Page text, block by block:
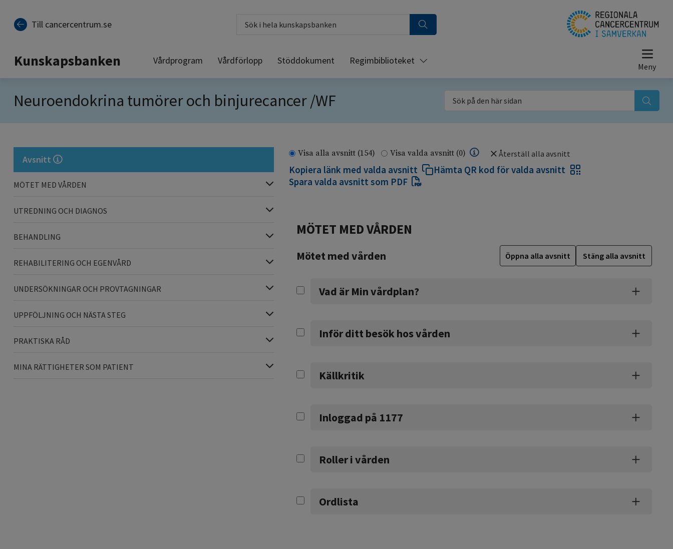
Till cancercentrum.se
Kunskapsbanken Vårdprogram Vårdförlopp Stöddokument Regimbiblioteket
Neuroendokrina tumörer och binjurecancer /WF Sök på den här sidan
Avsnitt
MÖTET MED VÅRDEN Expandera
UTREDNING OCH DIAGNOS
BEHANDLING Expandera
REHABILITERING OCH EGENVÅRD Expandera
UNDERSÖKNINGAR OCH PROVTAGNINGAR Expandera
UPPFÖLJNING OCH NÄSTA STEG
PRAKTISKA RÅD Expandera
MINA RÄTTIGHETER SOM PATIENT
Visa alla avsnitt (154) Visa valda avsnitt (0) Återställ alla avsnitt
Kopiera länk med valda avsnitt
Hämta QR kod för valda avsnitt
Spara valda avsnitt som PDF
MÖTET MED VÅRDEN
Mötet med vården Öppna alla avsnitt Stäng alla avsnitt
Vad är Min vårdplan?
Inför ditt besök hos vården
Källkritik
Inloggad på 1177
Roller i vården
Ordlista